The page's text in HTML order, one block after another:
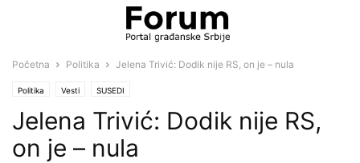
Početna Politika Jelena Trivić: Dodik nije RS, on je – nula
Politika Vesti SUSEDI
Jelena Trivić: Dodik nije RS,
on je – nula